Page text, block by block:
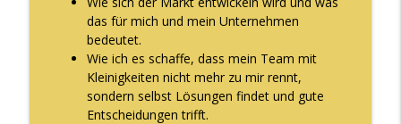
Der Glückliche Unternehmer Podcast
Episode 200 - Wo geht es zur Intuition?
Der Glückliche Unternehmer Podcast
das für mich und mein Unternehmen
bedeutet.
Wie ich es schaffe, dass mein Team mit
Kleinigkeiten nicht mehr zu mir rennt,
sondern selbst Lösungen findet und gute
Entscheidungen trifft.